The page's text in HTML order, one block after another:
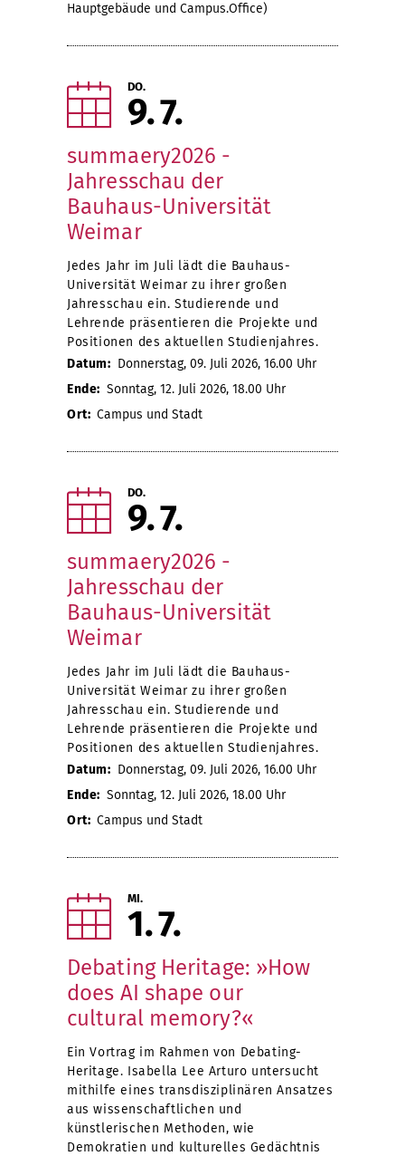
Hauptgebäude und Campus.Office)
DO.
9 7
summaery2026 -
Jahresschau der
Bauhaus-Universität
Weimar
Jedes Jahr im Juli lädt die Bauhaus-
Universität Weimar zu ihrer großen
Jahresschau ein. Studierende und
Lehrende präsentieren die Projekte und
Positionen des aktuellen Studienjahres.
Datum: Donnerstag, 09. Juli 2026, 16.00 Uhr
Ende: Sonntag, 12. Juli 2026, 18.00 Uhr
Ort: Campus und Stadt
DO.
9 7
summaery2026 -
Jahresschau der
Bauhaus-Universität
Weimar
Jedes Jahr im Juli lädt die Bauhaus-
Universität Weimar zu ihrer großen
Jahresschau ein. Studierende und
Lehrende präsentieren die Projekte und
Positionen des aktuellen Studienjahres.
Datum: Donnerstag, 09. Juli 2026, 16.00 Uhr
Ende: Sonntag, 12. Juli 2026, 18.00 Uhr
Ort: Campus und Stadt
MI.
1 7
Debating Heritage: »How
does AI shape our
cultural memory?«
Ein Vortrag im Rahmen von Debating-
Heritage. Isabella Lee Arturo untersucht
mithilfe eines transdisziplinären Ansatzes
aus wissenschaftlichen und
künstlerischen Methoden, wie
Demokratien und kulturelles Gedächtnis